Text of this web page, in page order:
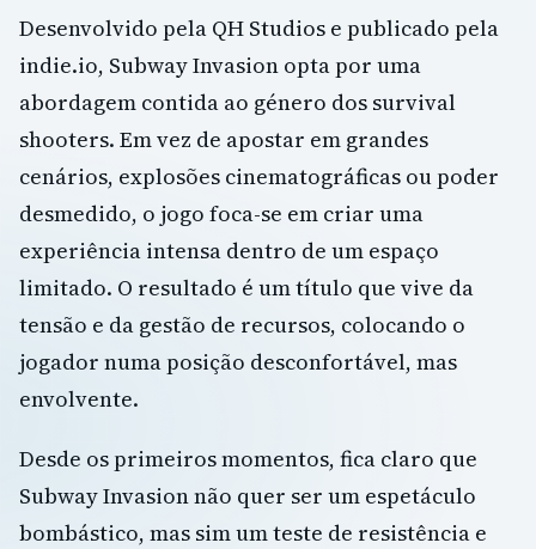
Desenvolvido pela QH Studios e publicado pela
indie.io, Subway Invasion opta por uma
abordagem contida ao género dos survival
shooters. Em vez de apostar em grandes
cenários, explosões cinematográficas ou poder
desmedido, o jogo foca-se em criar uma
experiência intensa dentro de um espaço
limitado. O resultado é um título que vive da
tensão e da gestão de recursos, colocando o
jogador numa posição desconfortável, mas
envolvente.
Desde os primeiros momentos, fica claro que
Subway Invasion não quer ser um espetáculo
bombástico, mas sim um teste de resistência e